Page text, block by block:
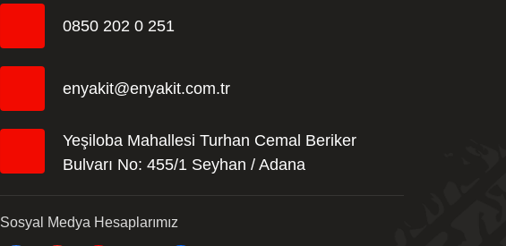
0850 202 0 251
enyakit@enyakit.com.tr
Yeşiloba Mahallesi Turhan Cemal Beriker
Bulvarı No: 455/1 Seyhan / Adana
Sosyal Medya Hesaplarımız